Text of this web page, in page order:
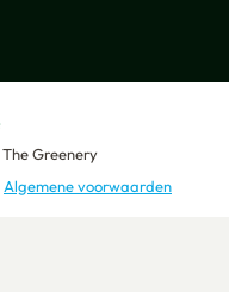
The Greenery
Algemene voorwaarden